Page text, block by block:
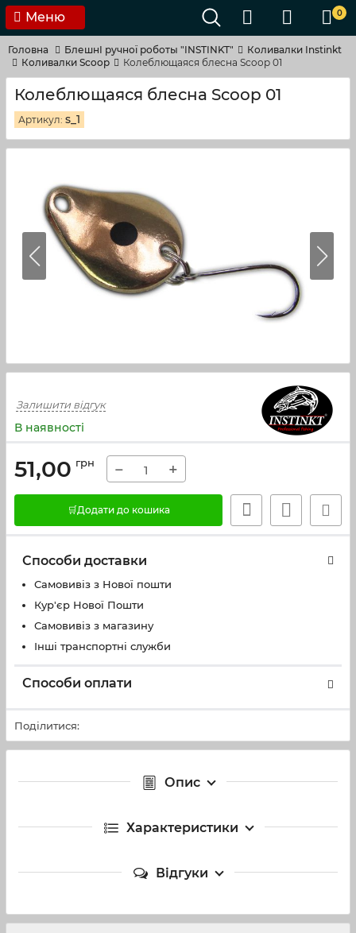
Меню 0
Головна БлешнI ручноï роботы "INSTINKT"
Коливалки Instinkt
Коливалки Scoop
Колеблющаяся блесна Scoop 01
Колеблющаяся блесна Scoop 01
Артикул: s_1
Залишити відгук
В наявності
51,00 грн − +
🛒Додати до кошика
Способи доставки
Самовивіз з Нової пошти
Кур'єр Нової Пошти
Самовивіз з магазину
Інші транспортні служби
Способи оплати
Поділитися:
Опис
Характеристики
Відгуки